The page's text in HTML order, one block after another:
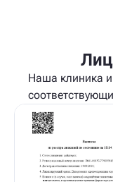
Наша клиника